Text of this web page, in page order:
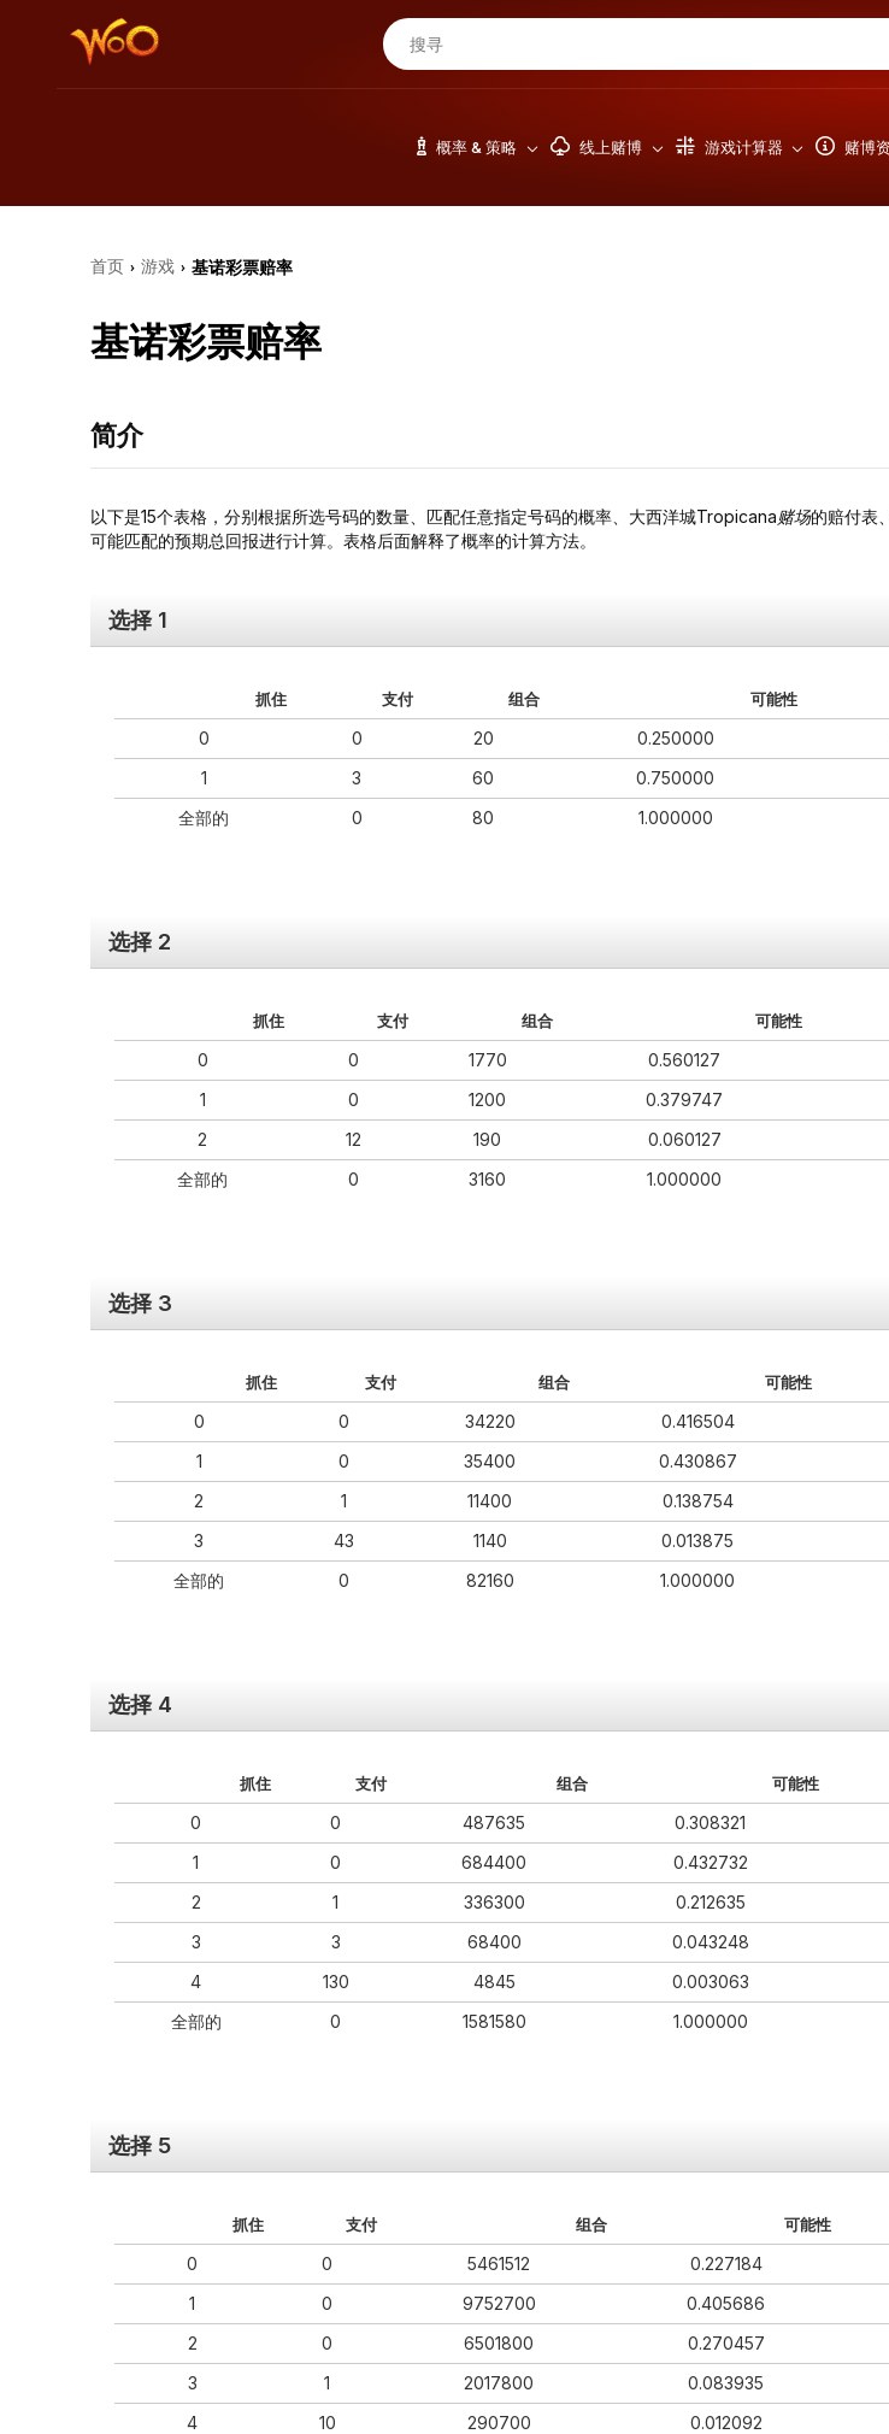
概率 & 策略 线上赌博 游戏计算器 赌博
首页 › 游戏 › 基诺彩票赔率
基诺彩票赔率
简介
以下是15个表格，分别根据所选号码的数量、匹配任意指定号码的概率、大西洋城Tropicana赌场的赔付表
可能匹配的预期总回报进行计算。表格后面解释了概率的计算方法。
选择 1
抓住 支付 组合 可能性
0 0 20 0.250000
1
3 60 0.750000
全部的
0 80 1.000000
选择 2
抓住 支付 组合 可能性
0 0 1770 0.560127
1
0 1200 0.379747
2
12 190 0.060127
全部的
0 3160 1.000000
选择 3
抓住 支付 组合 可能性
0 0 34220 0.416504
1
0 35400 0.430867
2
1 11400 0.138754
3
43 1140 0.013875
全部的
0 82160 1.000000
选择 4
抓住 支付 组合 可能性
0 0 487635 0.308321
1
0 684400 0.432732
2
1 336300 0.212635
3
3 68400 0.043248
4
130 4845 0.003063
全部的
0 1581580 1.000000
选择 5
抓住 支付 组合 可能性
0 0 5461512 0.227184
1
0 9752700 0.405686
2
0 6501800 0.270457
3
1 2017800 0.083935
4
10 290700 0.012092